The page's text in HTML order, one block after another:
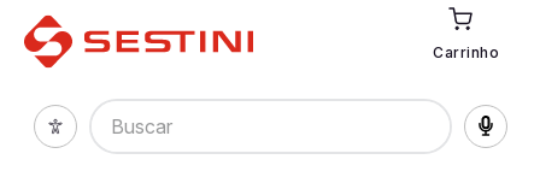
Carrinho
Buscar